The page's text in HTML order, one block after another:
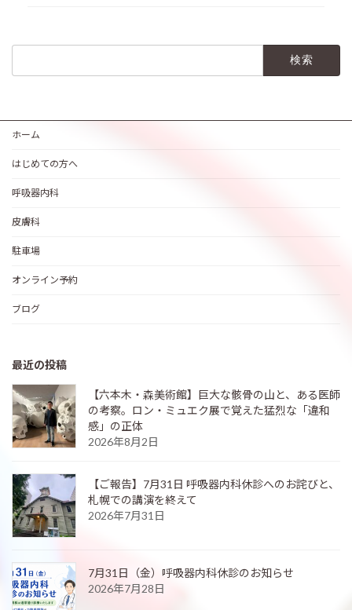
ホーム
はじめての方へ
呼吸器内科
皮膚科
駐車場
オンライン予約
ブログ
最近の投稿
【六本木・森美術館】巨大な骸骨の山と、ある医師
の考察。ロン・ミュエク展で覚えた猛烈な「違和
感」の正体
2026年8月2日
【ご報告】7月31日 呼吸器内科休診へのお詫びと、
札幌での講演を終えて
2026年7月31日
7月31日（金）呼吸器内科休診のお知らせ
2026年7月28日